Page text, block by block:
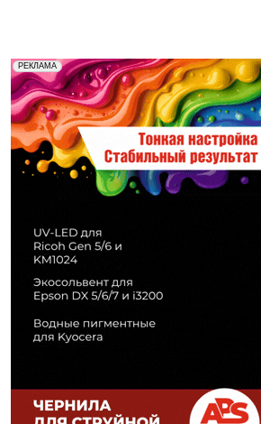
РЕКЛАМА
Реклама. Рекламодатель ООО "Передовые Системы
Печати" erid: 2SDnjd2d4Qz